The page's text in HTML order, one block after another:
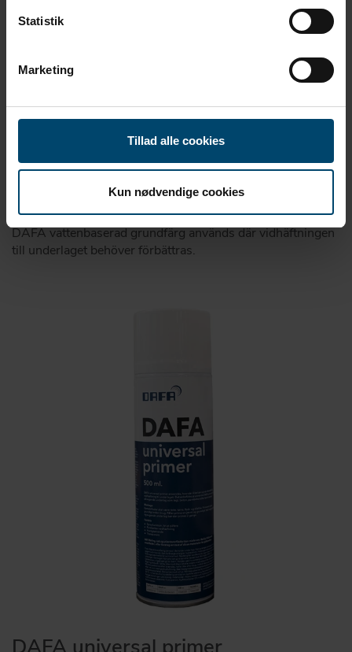
Statistik
Marketing
Tillad alle cookies
Kun nødvendige cookies
DAFA vattenbaserad grundfärg
DAFA vattenbaserad grundfärg används där vidhäftningen
till underlaget behöver förbättras.